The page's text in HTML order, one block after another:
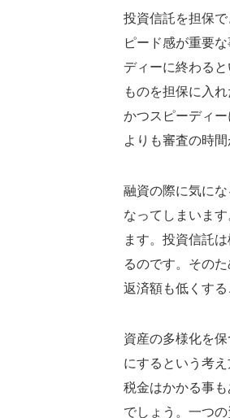
投資信託を担保
ピード感が重要
ディーに終わる
ものを担保に入
かつスピーディ
よりも審査の時
融資の際に気に
なってしまいま
ます。投資信託
るのです。その
返済額も低くする
資産の多様化を
にするという考
税金はかかる事
でしょう。一つ